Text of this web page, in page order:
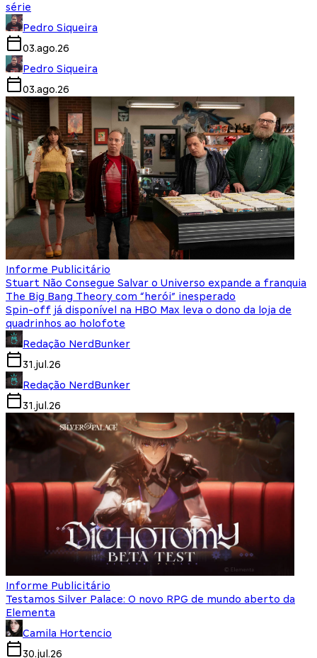
série
Pedro Siqueira
03.ago.26
Pedro Siqueira
03.ago.26
Informe Publicitário
Stuart Não Consegue Salvar o Universo expande a franquia
The Big Bang Theory com “herói” inesperado
Spin-off já disponível na HBO Max leva o dono da loja de
quadrinhos ao holofote
Redação NerdBunker
31.jul.26
Redação NerdBunker
31.jul.26
Informe Publicitário
Testamos Silver Palace: O novo RPG de mundo aberto da
Elementa
Camila Hortencio
30.jul.26